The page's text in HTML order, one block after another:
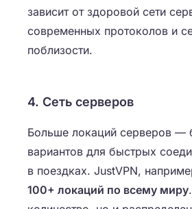
зависит от здоровой сети
современных протоколов и
поблизости.
4. Сеть серверов
Больше локаций серверов —
вариантов для быстрых
в поездках. JustVPN,
100+ локаций по всему миру